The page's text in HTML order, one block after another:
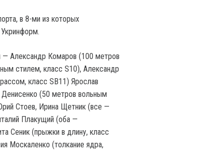
в 8-ми из которых
— Александр Комаров (100 метров
стилем, класс S10), Александр
класс SB11) Ярослав
(50 метров вольным
Стоев, Ирина Щетник (все —
Плакущий (оба —
Сеник (прыжки в длину, класс
Москаленко (толкание ядра,